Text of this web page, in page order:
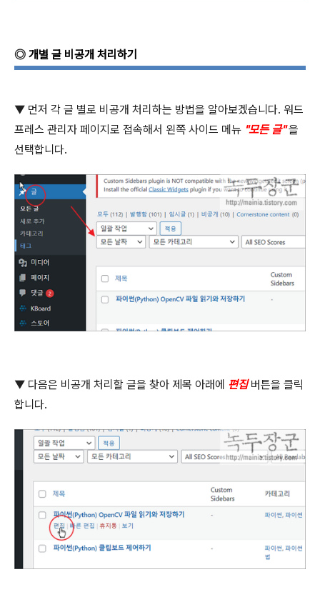
◎ 개별 글 비공개 처리하기
▼ 먼저 각 글 별로 비공개 처리하는 방법을 알아보겠습니다. 워드
프레스 관리자 페이지로 접속해서 왼쪽 사이드 메뉴 "모든 글" 을
선택합니다.
▼ 다음은 비공개 처리할 글을 찾아 제목 아래에 편집 버튼을 클릭
합니다.